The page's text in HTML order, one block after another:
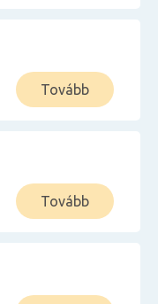
Tovább
Tovább